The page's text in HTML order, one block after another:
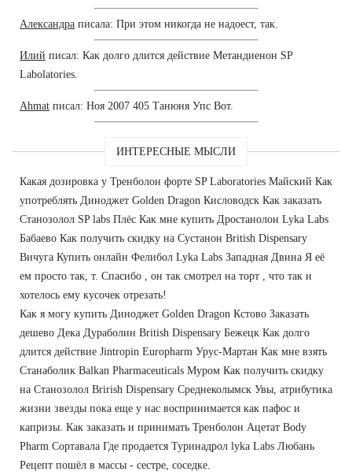
Александра писала: При этом никогда не надоест, так.
Илий писал: Как долго длится действие Метандиенон SP
Labolatories.
Ahmat писал: Ноя 2007 405 Танюня Упс Вот.
ИНТЕРЕСНЫЕ МЫСЛИ
Какая дозировка у Тренболон форте SP Laboratories Майский Как
употреблять Диноджет Golden Dragon Кисловодск Как заказать
Станозолол SP labs Плёс Как мне купить Дростанолон Lyka Labs
Бабаево Как получить скидку на Сустанон British Dispensary
Вичуга Купить онлайн Фелибол Lyka Labs Западная Двина Я её
ем просто так, т. Спасибо , он так смотрел на торт , что так и
хотелось ему кусочек отрезать!
Как я могу купить Диноджет Golden Dragon Кстово Заказать
дешево Дека Дураболин British Dispensary Бежецк Как долго
длится действие Jintropin Europharm Урус-Мартан Как мне взять
Станаболик Balkan Pharmaceuticals Муром Как получить скидку
на Станозолол Brirish Dispensary Среднеколымск Увы, атрибутика
жизни звезды пока еще у нас воспринимается как пафос и
капризы. Как заказать и принимать Тренболон Ацетат Body
Pharm Сортавала Где продается Туринадрол lyka Labs Любань
Рецепт пошёл в массы - сестре, соседке.